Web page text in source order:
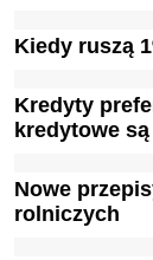
Kiedy ruszą
Kredyty
kredytowe
Nowe
rolniczych